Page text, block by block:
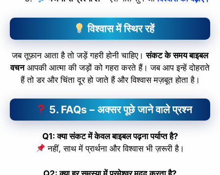
विश्वास में स्थिर रहें
जब तूफ़ान आता है तो जड़ें गहरी होनी चाहिए।संकट के समय बाइबल
वचनआपकी आत्मा की जड़ों को गहरा करते हैं। जब आप इन्हें दोहराते
हैं तो डर और चिंता दूर हो जाते हैं और विश्वास मज़बूत होता है।
5. FAQs – अक्सर पूछे जाने वाले प्रश्न
Q1: क्या संकट में केवल बाइबल पढ़ना पर्याप्त है?
नहीं, साथ में प्रार्थना और विश्वास भी ज़रूरी है।
आज ही Slice App डाउनलोड करें और Slice क्रेडिट कार्ड के ज़रिए अपना पहला
UPI पेमेंट करें। पेमेंट करते ही आपको तुरंत ₹500 का कैशबैक मिलेगा!
Install Now